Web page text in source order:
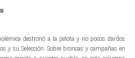
destronó a la pelota y no pocos dardos
y su Selección. Sobre broncas y campañas en